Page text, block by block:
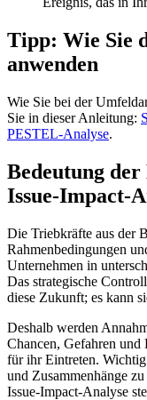
Tipp: Wie Sie
anwenden
Wie Sie bei der
Sie in dieser Anleitung:
PESTEL-Analyse.
Bedeutung
Issue-Impact-
Die Triebkräfte aus der
Rahmenbedingungen
Unternehmen in
Das strategische
diese Zukunft; es kann
Deshalb werden
Chancen, Gefahren
für ihr Eintreten.
und Zusammenhänge
Issue-Impact-Analyse